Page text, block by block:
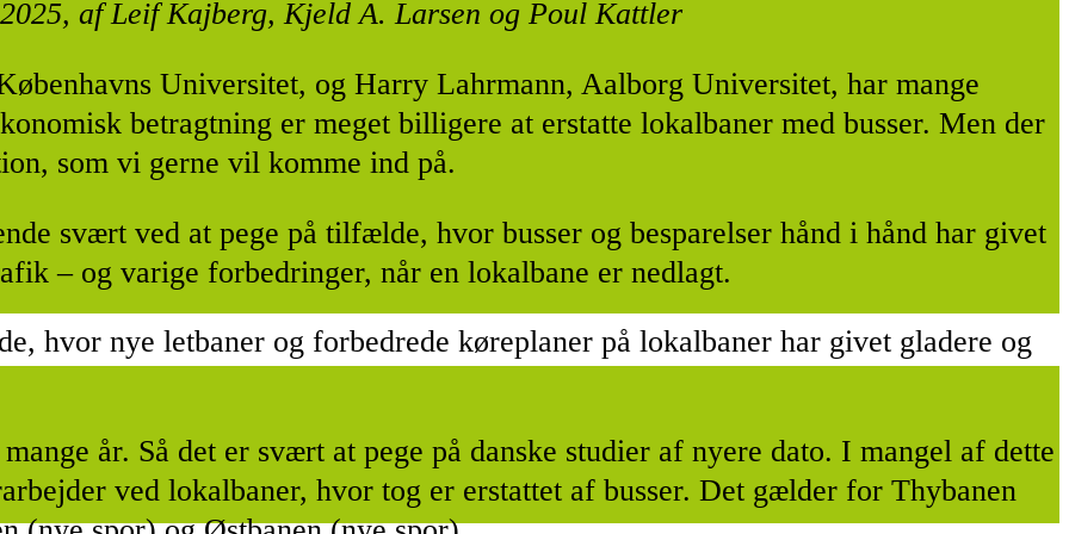
af Leif Kajberg, Kjeld A. Larsen og Poul Kattler
Universitet, og Harry Lahrmann, Aalborg Universitet, har mange
betragtning er meget billigere at erstatte lokalbaner med busser. Men der
som vi gerne vil komme ind på.
svært ved at pege på tilfælde, hvor busser og besparelser hånd i hånd har givet
– og varige forbedringer, når en lokalbane er nedlagt.
hvor nye letbaner og forbedrede køreplaner på lokalbaner har givet gladere og
år. Så det er svært at pege på danske studier af nyere dato. I mangel af dette
ved lokalbaner, hvor tog er erstattet af busser. Det gælder for Thybanen